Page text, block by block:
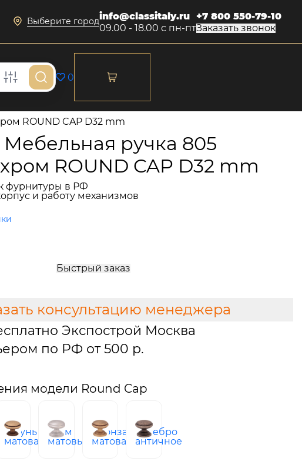
Выберите городinfo@classitaly.ru
09.00 - 18.00 с пн-пт
+7 800 550-79-10
Заказать звонок
0
ROUND CAP D32 mm
Мебельная ручка 805
ROUND CAP D32 mm
фурнитуры в РФ
и работу механизмов
Быстрый заказ
консультацию менеджера
Экспострой Москва
по РФ от 500 р.
модели Round Cap
латунь
матовая
хром
матовый
бронза
матовая
серебро
античное